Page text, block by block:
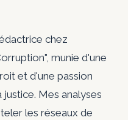
chez
munie d'une
et d'une passion
Mes analyses
les réseaux de